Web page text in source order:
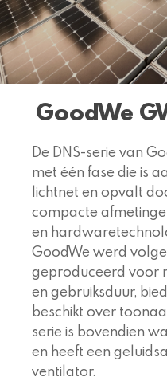
GoodWe
De DNS-serie van
met één fase die is
lichtnet en opvalt
compacte
en
GoodWe werd
geproduceerd voor
en gebruiksduur,
beschikt over
serie is bovendien
en heeft een
ventilator.